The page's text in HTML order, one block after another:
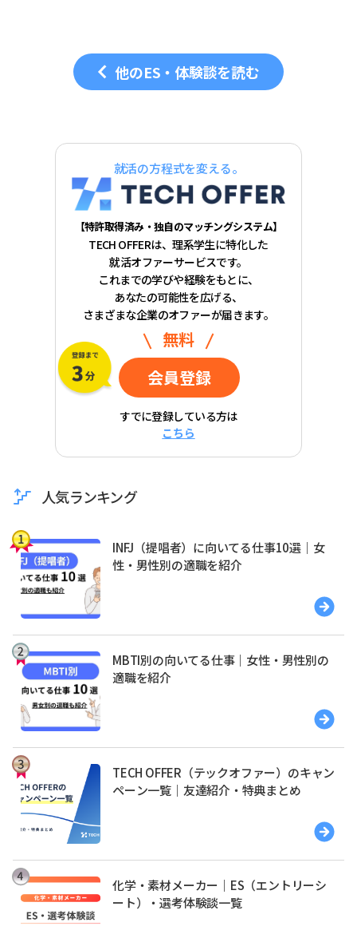
他のES・体験談を読む
就活の方程式を変える。
【特許取得済み・独自のマッチングシステム】
TECH OFFERは、理系学生に特化した
就活オファーサービスです。
これまでの学びや経験をもとに、
あなたの可能性を広げる、
さまざまな企業のオファーが届きます。
無料
会員登録
すでに登録している方は
こちら
人気ランキング
INFJ（提唱者）に向いてる仕事10選｜女
性・男性別の適職を紹介
MBTI別の向いてる仕事｜女性・男性別の
適職を紹介
TECH OFFER（テックオファー）のキャン
ペーン一覧｜友達紹介・特典まとめ
化学・素材メーカー｜ES（エントリーシ
ート）・選考体験談一覧